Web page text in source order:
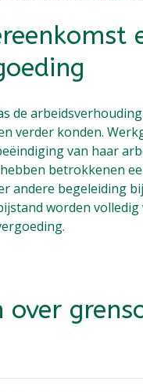
de
verder konden.
van haar
betrokkenen
andere begeleiding
worden